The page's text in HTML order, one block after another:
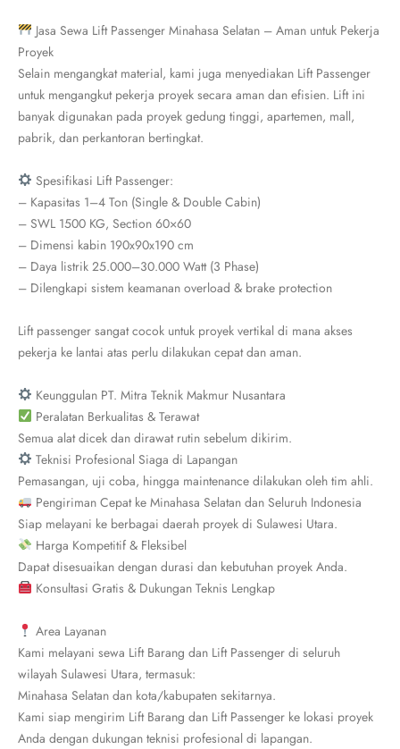
Jasa Sewa Lift Passenger Minahasa Selatan – Aman untuk Pekerja
Proyek
Selain mengangkat material, kami juga menyediakan Lift Passenger
untuk mengangkut pekerja proyek secara aman dan efisien. Lift ini
banyak digunakan pada proyek gedung tinggi, apartemen, mall,
pabrik, dan perkantoran bertingkat.
Spesifikasi Lift Passenger:
– Kapasitas 1–4 Ton (Single & Double Cabin)
– SWL 1500 KG, Section 60×60
– Dimensi kabin 190x90x190 cm
– Daya listrik 25.000–30.000 Watt (3 Phase)
– Dilengkapi sistem keamanan overload & brake protection
Lift passenger sangat cocok untuk proyek vertikal di mana akses
pekerja ke lantai atas perlu dilakukan cepat dan aman.
Keunggulan PT. Mitra Teknik Makmur Nusantara
Peralatan Berkualitas & Terawat
Semua alat dicek dan dirawat rutin sebelum dikirim.
Teknisi Profesional Siaga di Lapangan
Pemasangan, uji coba, hingga maintenance dilakukan oleh tim ahli.
Pengiriman Cepat ke Minahasa Selatan dan Seluruh Indonesia
Siap melayani ke berbagai daerah proyek di Sulawesi Utara.
Harga Kompetitif & Fleksibel
Dapat disesuaikan dengan durasi dan kebutuhan proyek Anda.
Konsultasi Gratis & Dukungan Teknis Lengkap
Area Layanan
Kami melayani sewa Lift Barang dan Lift Passenger di seluruh
wilayah Sulawesi Utara, termasuk:
Minahasa Selatan dan kota/kabupaten sekitarnya.
Kami siap mengirim Lift Barang dan Lift Passenger ke lokasi proyek
Anda dengan dukungan teknisi profesional di lapangan.